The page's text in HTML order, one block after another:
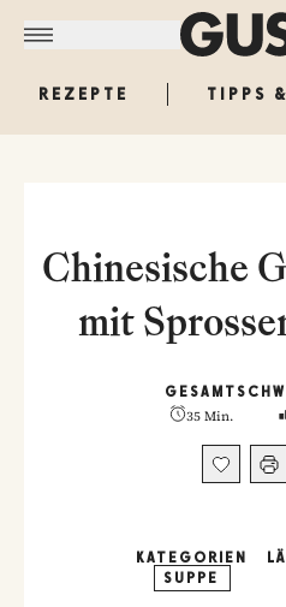
REZEPTE TIPPS
Chinesische
mit
GESAMT
35 Min.
KATEGORIEN
SUPPE